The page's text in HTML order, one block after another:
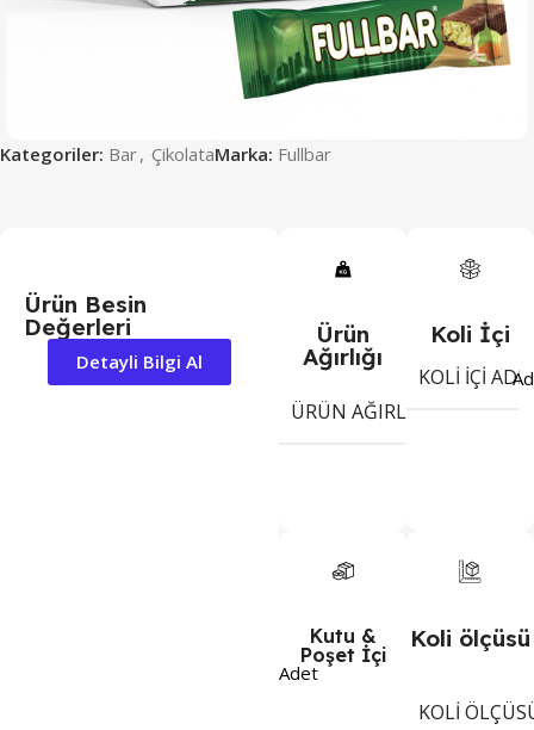
Kategoriler: Bar, ÇikolataMarka: Fullbar
Ürün Besin
Değerleri
Detayli Bilgi Al
Ürün
Ağırlığı
ÜRÜN AĞIRLIĞI
Koli İçi
KOLI İÇI
Kutu &
Poşet İçi
Adet
Koli ölçüsü
KOLI